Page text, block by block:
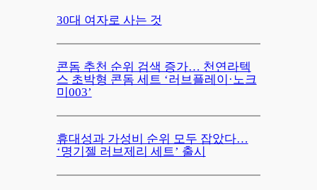
30대 여자로 사는 것
콘돔 추천 순위 검색 증가… 천연라텍
스 초박형 콘돔 세트 ‘러브플레이·노크
미003’
휴대성과 가성비 순위 모두 잡았다…
‘명기젤 러브제리 세트’ 출시